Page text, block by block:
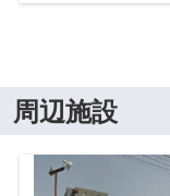
周辺施設